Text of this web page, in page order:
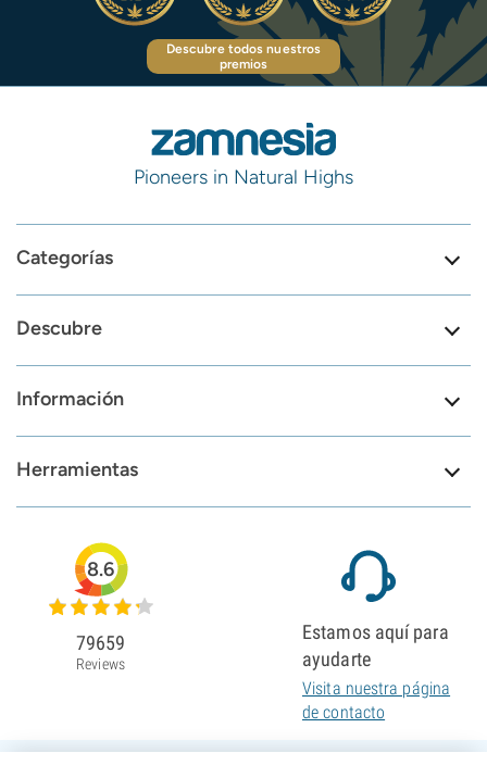
Descubre todos nuestros
premios
Pioneers in Natural Highs
Categorías
Descubre
Información
Herramientas
8.6
79659
Reviews
Estamos aquí para
ayudarte
Visita nuestra página
de contacto